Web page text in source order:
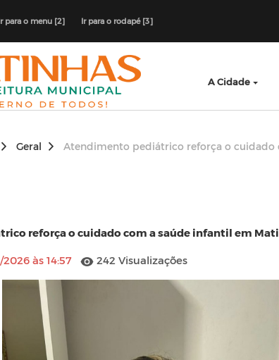
para o menu [2] Ir para o rodapé [3]
A Cidade
Geral Atendimento pediátrico reforça o cuidado
reforça o cuidado com a saúde infantil em
às 14:57 242 Visualizações